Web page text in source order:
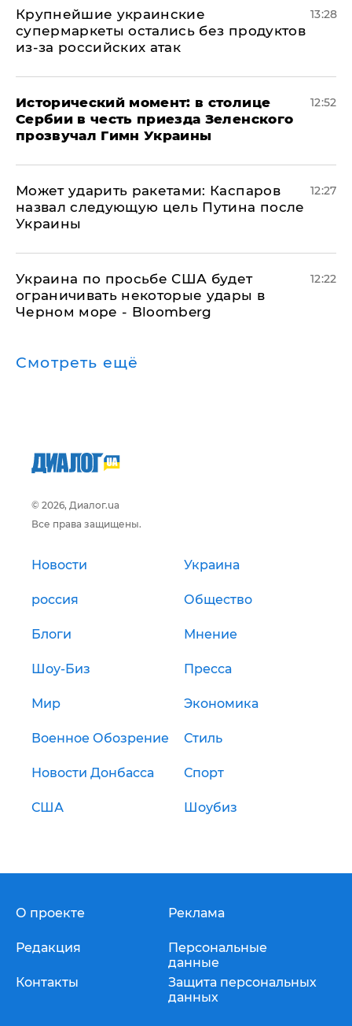
Крупнейшие украинские
супермаркеты остались без продуктов
из-за российских атак
13:28
Исторический момент: в столице
Сербии в честь приезда Зеленского
прозвучал Гимн Украины
12:52
Может ударить ракетами: Каспаров
назвал следующую цель Путина после
Украины
12:27
Украина по просьбе США будет
ограничивать некоторые удары в
Черном море - Bloomberg
12:22
Смотреть ещё
© 2026, Диалог.ua
Все права защищены.
Новости Украина
россия Общество
Блоги Мнение
Шоу-Биз Пресса
Мир Экономика
Военное Обозрение Стиль
Новости Донбасса Спорт
США Шоубиз
О проекте
Редакция
Контакты
Реклама
Персональные
данные
Защита персональных
данных